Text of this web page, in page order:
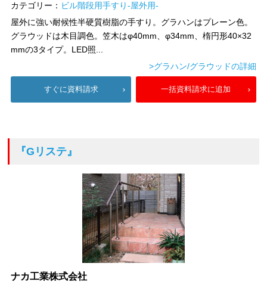
カテゴリー： ビル階段用手すり-屋外用-
屋外に強い耐候性半硬質樹脂の手すり。グラハンはプレーン色。
グラウッドは木目調色。笠木はφ40mm、φ34mm、楕円形40×32
mmの3タイプ。LED照...
>グラハン/グラウッドの詳細
すぐに資料請求 一括資料請求に追加
『Gリステ』
ナカ工業株式会社